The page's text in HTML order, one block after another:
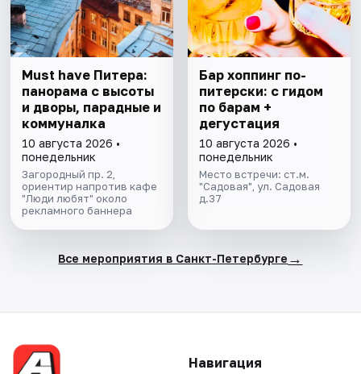
Must have Питера:
панорама с высоты
и дворы, парадные и
коммуналка
10 августа 2026 •
понедельник
Загородный пр. 2,
ориентир напротив кафе
"Люди любят" около
рекламного баннера
Бар хоппинг по-
питерски: с гидом
по барам +
дегустация
10 августа 2026 •
понедельник
Место встречи: ст.м.
"Садовая", ул. Садовая
д.37
Все мероприятия в Санкт-Петербурге →
Навигация